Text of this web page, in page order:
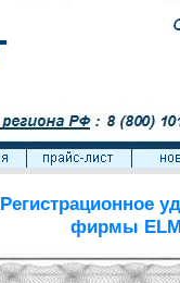
Регистрационное
фирмы